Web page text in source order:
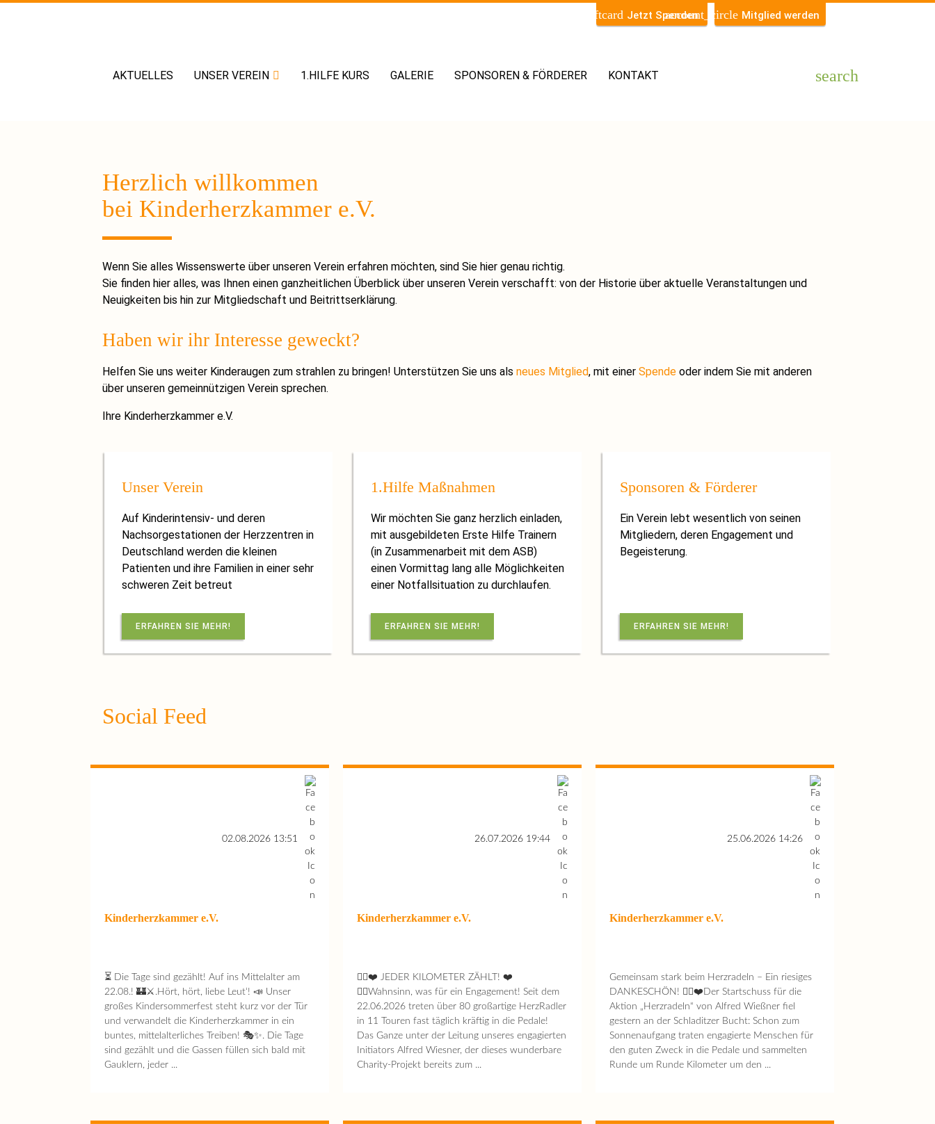
card_giftcard Jetzt Spendenaccount_circle Mitglied werden
AKTUELLES UNSER VEREIN 1.HILFE KURS GALERIE SPONSOREN & FÖRDERER KONTAKT search
Herzlich willkommen
bei Kinderherzkammer e.V.
Wenn Sie alles Wissenswerte über unseren Verein erfahren möchten, sind Sie hier genau richtig.
Sie finden hier alles, was Ihnen einen ganzheitlichen Überblick über unseren Verein verschafft: von der Historie über aktuelle Veranstaltungen und
Neuigkeiten bis hin zur Mitgliedschaft und Beitrittserklärung.
Haben wir ihr Interesse geweckt?
Helfen Sie uns weiter Kinderaugen zum strahlen zu bringen! Unterstützen Sie uns als neues Mitglied, mit einer Spende oder indem Sie mit anderen
über unseren gemeinnützigen Verein sprechen.
Ihre Kinderherzkammer e.V.
Unser Verein
Auf Kinderintensiv- und deren
Nachsorgestationen der Herzzentren in
Deutschland werden die kleinen
Patienten und ihre Familien in einer sehr
schweren Zeit betreut
ERFAHREN SIE MEHR!
1.Hilfe Maßnahmen
Wir möchten Sie ganz herzlich einladen,
mit ausgebildeten Erste Hilfe Trainern
(in Zusammenarbeit mit dem ASB)
einen Vormittag lang alle Möglichkeiten
einer Notfallsituation zu durchlaufen.
ERFAHREN SIE MEHR!
Sponsoren & Förderer
Ein Verein lebt wesentlich von seinen
Mitgliedern, deren Engagement und
Begeisterung.
ERFAHREN SIE MEHR!
Social Feed
02.08.2026 13:51
Kinderherzkammer e.V.
⏳ Die Tage sind gezählt! Auf ins Mittelalter am
22.08.! 🏰⚔️.Hört, hört, liebe Leut‘! 📣 Unser
großes Kindersommerfest steht kurz vor der Tür
und verwandelt die Kinderherzkammer in ein
buntes, mittelalterliches Treiben! 🎭✨. Die Tage
sind gezählt und die Gassen füllen sich bald mit
Gauklern, jeder ...
26.07.2026 19:44
Kinderherzkammer e.V.
🚴‍♂️❤️ JEDER KILOMETER ZÄHLT! ❤️
🚴‍♀️Wahnsinn, was für ein Engagement! Seit dem
22.06.2026 treten über 80 großartige HerzRadler
in 11 Touren fast täglich kräftig in die Pedale!
Das Ganze unter der Leitung unseres engagierten
Initiators Alfred Wiesner, der dieses wunderbare
Charity-Projekt bereits zum ...
25.06.2026 14:26
Kinderherzkammer e.V.
Gemeinsam stark beim Herzradeln – Ein riesiges
DANKESCHÖN! 🚴‍♂️❤️Der Startschuss für die
Aktion „Herzradeln“ von Alfred Wießner fiel
gestern an der Schladitzer Bucht: Schon zum
Sonnenaufgang traten engagierte Menschen für
den guten Zweck in die Pedale und sammelten
Runde um Runde Kilometer um den ...